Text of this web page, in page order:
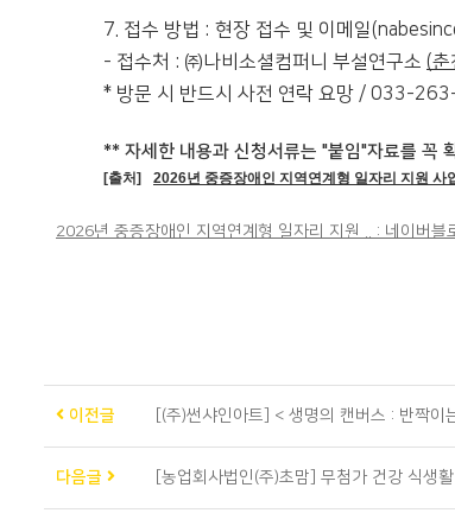
7. 접수 방법 : 현장 접수 및 이메일
- 접수처 : ㈜나비소셜컴퍼니 부설연구소 (춘
* 방문 시 반드시 사전 연락 요망 / 033-
** 자세한 내용과 신청서류는 "붙임"자료를 꼭
[출처] 2026년 중증장애인 지역연계형 일자리 지원 사
2026년 중증장애인 지역연계형 일자리 지원 .. : 네이버블
이전글 [(주)썬샤인아트] < 생명의 캔버스 : 반짝이
다음글 [농업회사법인(주)초맘] 무첨가 건강 식생